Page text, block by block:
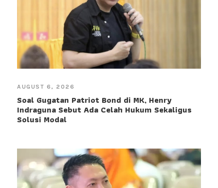
AUGUST 6, 2026
Soal Gugatan Patriot Bond di MK, Henry
Indraguna Sebut Ada Celah Hukum Sekaligus
Solusi Modal